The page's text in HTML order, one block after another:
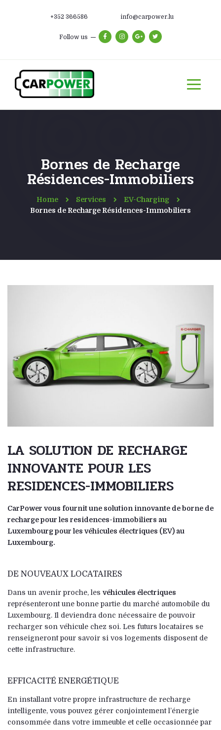
+352 366586 info@carpower.lu
Follow us
Bornes de Recharge
Résidences-Immobiliers
Home Services
EV-Charging
Bornes de Recharge Résidences-Immobiliers
LA SOLUTION DE RECHARGE
INNOVANTE POUR LES
RESIDENCES-IMMOBILIERS
CarPower vous fournit une solution innovante de borne de
recharge pour les residences-immobiliers au
Luxembourg pour les véhicules électriques (EV) au
Luxembourg.
DE NOUVEAUX LOCATAIRES
Dans un avenir proche, les véhicules électriques
représenteront une bonne partie du marché automobile du
Luxembourg. Il deviendra donc nécessaire de pouvoir
recharger son véhicule chez soi. Les futurs locataires se
renseigneront pour savoir si vos logements disposent de
cette infrastructure.
EFFICACITÉ ENERGÉTIQUE
En installant votre propre infrastructure de recharge
intelligente, vous pouvez gérer conjointement l’énergie
consommée dans votre immeuble et celle occasionnée par